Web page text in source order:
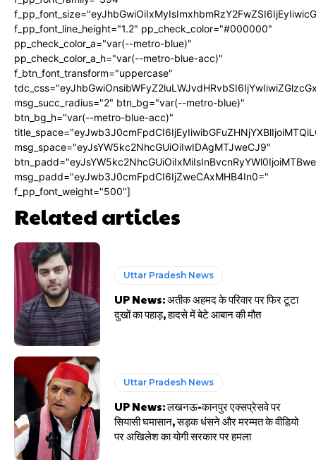
f_pp_font_line_height="1.2" pp_check_color="#000000"
pp_check_color_a="var(--metro-blue)"
pp_check_color_a_h="var(--metro-blue-acc)"
f_btn_font_transform="uppercase"
msg_succ_radius="2" btn_bg="var(--metro-blue)"
btn_bg_h="var(--metro-blue-acc)"
msg_space="eyJsYW5kc2NhcGUiOiIwIDAgMTJweCJ9"
msg_padd="eyJwb3J0cmFpdCI6IjZweCAxMHB4In0="
f_pp_font_weight="500"]
Related articles
Uttar Pradesh News
UP News: अतीक अहमद के परिवार पर फिर टूटा
दुखों का पहाड़, हादसे में बेटे आबान की मौत
Uttar Pradesh News
UP News: लखनऊ-कानपुर एक्सप्रेसवे पर
सियासी घमासान, सड़क धंसने और मरम्मत के वीडियो
पर अखिलेश का योगी सरकार पर हमला